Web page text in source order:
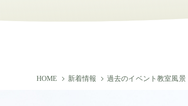
HOME 新着情報 過去のイベント教室風景